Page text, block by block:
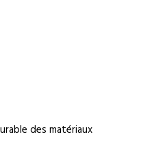
des matériaux